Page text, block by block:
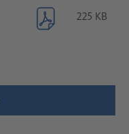
225 KB